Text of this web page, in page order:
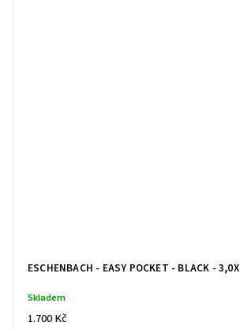
ESCHENBACH - EASY POCKET - BLACK - 3,0X
Skladem
1.700 Kč